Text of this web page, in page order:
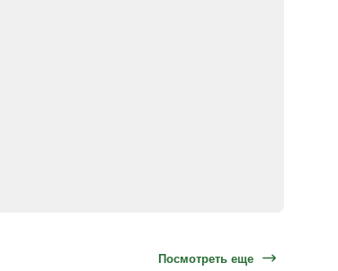
Посмотреть еще